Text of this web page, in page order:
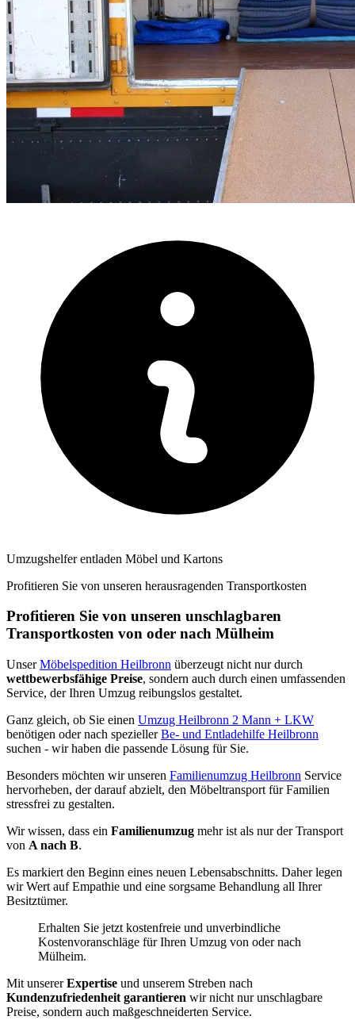
Umzugshelfer entladen Möbel und Kartons
Profitieren Sie von unseren herausragenden Transportkosten
Profitieren Sie von unseren unschlagbaren
Transportkosten von oder nach Mülheim
UnserMöbelspedition Heilbronn überzeugt nicht nur durch
wettbewerbsfähige Preise, sondern auch durch einen umfassenden
Service, der Ihren Umzug reibungslos gestaltet.
Ganz gleich, ob Sie einen Umzug Heilbronn 2 Mann + LKW
benötigen oder nach speziellerBe- und Entladehilfe Heilbronn
suchen - wir haben die passende Lösung für Sie.
Besonders möchten wir unseren Familienumzug Heilbronn Service
hervorheben, der darauf abzielt, den Möbeltransport für Familien
stressfrei zu gestalten.
Wir wissen, dass ein Familienumzug mehr ist als nur der Transport
von A nach B.
Es markiert den Beginn eines neuen Lebensabschnitts. Daher legen
wir Wert auf Empathie und eine sorgsame Behandlung all Ihrer
Besitztümer.
Erhalten Sie jetzt kostenfreie und unverbindliche
Kostenvoranschläge für Ihren Umzug von oder nach
Mülheim.
Mit unsererExpertise und unserem Streben nach
Kundenzufriedenheit garantieren wir nicht nur unschlagbare
Preise, sondern auch maßgeschneiderten Service.